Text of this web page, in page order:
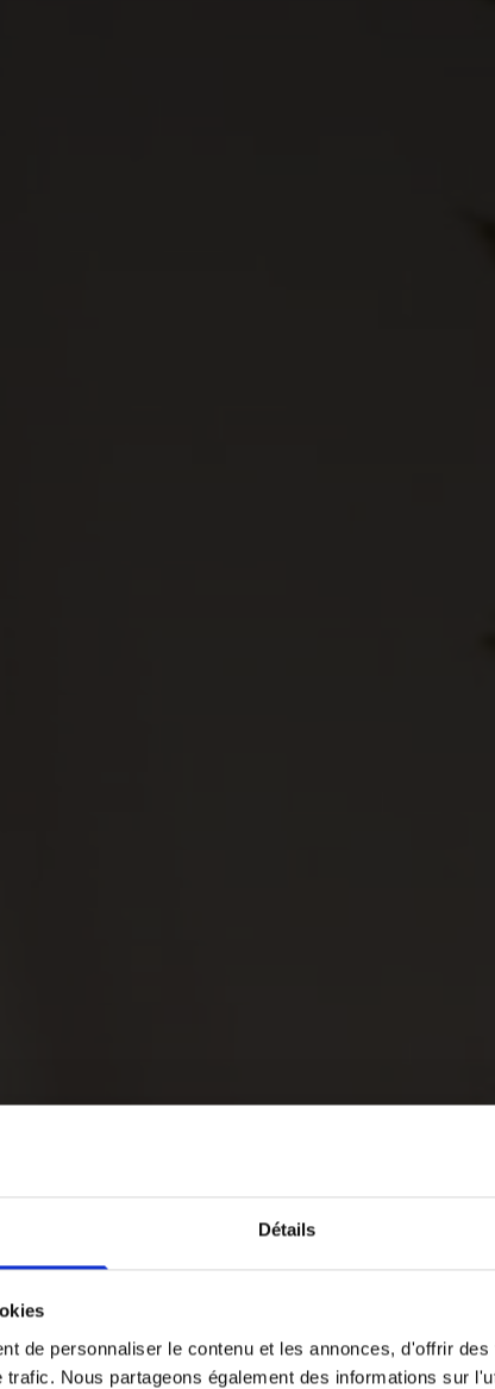
Détails
de personnaliser le contenu et les annonces, d'offrir
Nous partageons également des informations sur